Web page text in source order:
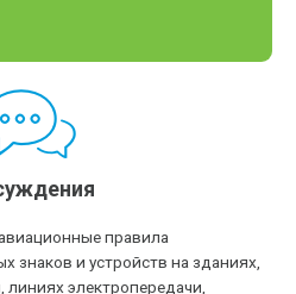
правила
и устройств на зданиях,
электропередачи,